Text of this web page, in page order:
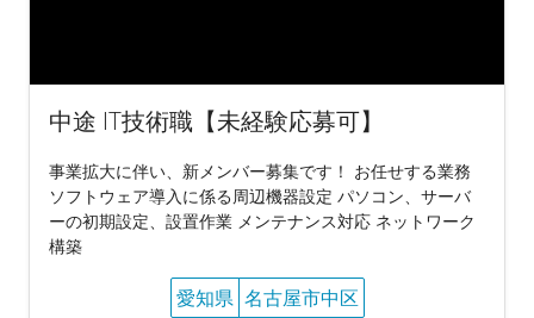
中途 IT技術職【未経験応募可】
事業拡大に伴い、新メンバー募集です！ お任せする業務
ソフトウェア導入に係る周辺機器設定 パソコン、サーバ
ーの初期設定、設置作業 メンテナンス対応 ネットワーク
構築
愛知県 名古屋市中区